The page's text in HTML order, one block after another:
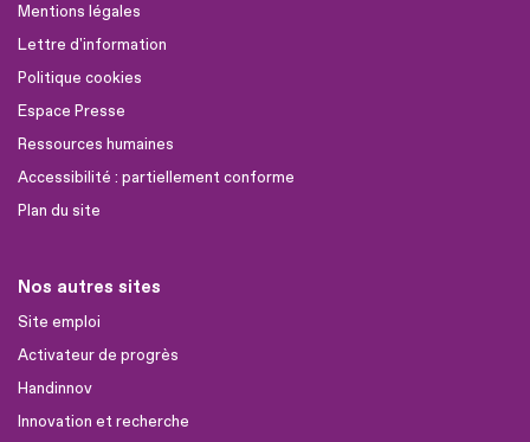
Mentions légales
Lettre d'information
Politique cookies
Espace Presse
Ressources humaines
Accessibilité : partiellement conforme
Plan du site
Nos autres sites
Site emploi
Activateur de progrès
Handinnov
Innovation et recherche